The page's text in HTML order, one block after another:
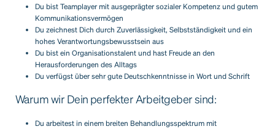
Du bist Teamplayer mit ausgeprägter sozialer Kompetenz und gutem
Kommunikationsvermögen
Du zeichnest Dich durch Zuverlässigkeit, Selbstständigkeit und ein
hohes Verantwortungsbewusstsein aus
Du bist ein Organisationstalent und hast Freude an den
Herausforderungen des Alltags
Du verfügst über sehr gute Deutschkenntnisse in Wort und Schrift
Warum wir Dein perfekter Arbeitgeber sind:
Du arbeitest in einem breiten Behandlungsspektrum mit